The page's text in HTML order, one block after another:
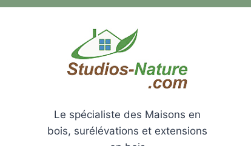
Le spécialiste des Maisons en
bois, surélévations et extensions